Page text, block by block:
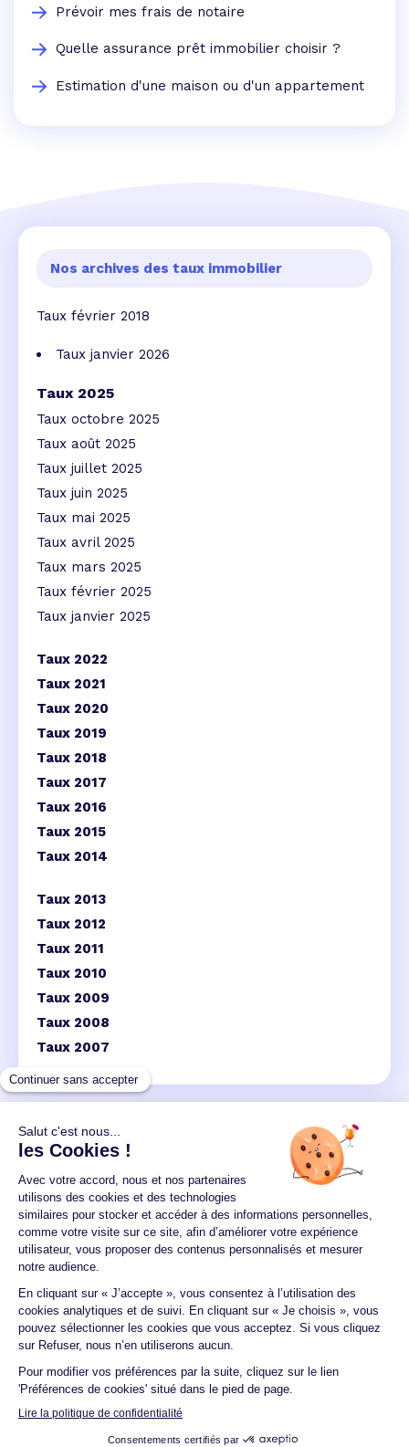
Prévoir mes frais de notaire
Quelle assurance prêt immobilier choisir ?
Estimation d'une maison ou d'un appartement
Nos archives des taux immobilier
Taux février 2018
Taux janvier 2026
Taux 2025
Taux octobre 2025
Taux août 2025
Taux juillet 2025
Taux juin 2025
Taux mai 2025
Taux avril 2025
Taux mars 2025
Taux février 2025
Taux janvier 2025
Taux 2022
Taux 2021
Taux 2020
Taux 2019
Taux 2018
Taux 2017
Taux 2016
Taux 2015
Taux 2014
Taux 2013
Taux 2012
Taux 2011
Taux 2010
Taux 2009
Taux 2008
Taux 2007
Un crédit vous engage et doit être remboursé.
Vérifiez vos capacités de remboursement avant de
vous engager.
Aucun versement, de quelque nature que ce soit, ne
peut être exigé d'un particulier avant l'obtention
d'un ou plusieurs prêts d'argent.
© 2026 Guide du crédit •Plan du site• Mentions
Accessibilité Contact